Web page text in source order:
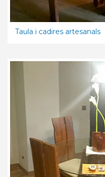
Taula i cadires artesanals